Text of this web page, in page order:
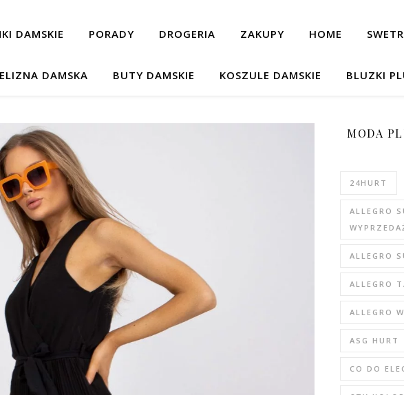
DAMSKIE PORADY DROGERIA ZAKUPY HOME
DAMSKA BUTY DAMSKIE KOSZULE DAMSKIE BLUZKI
MODA
24HURT
ALLEGRO
ALLEGRO
ALLEGRO
ALLEGRO
ASG HURT
CO DO